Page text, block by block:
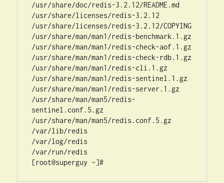
/usr/share/doc/redis-3.2.12/README.md
/usr/share/licenses/redis-3.2.12
/usr/share/licenses/redis-3.2.12/COPYING
/usr/share/man/man1/redis-benchmark.1.gz
/usr/share/man/man1/redis-check-aof.1.gz
/usr/share/man/man1/redis-check-rdb.1.gz
/usr/share/man/man1/redis-cli.1.gz
/usr/share/man/man1/redis-sentinel.1.gz
/usr/share/man/man1/redis-server.1.gz
/usr/share/man/man5/redis-
sentinel.conf.5.gz
/usr/share/man/man5/redis.conf.5.gz
/var/lib/redis
/var/log/redis
/var/run/redis